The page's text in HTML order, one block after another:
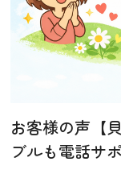
お客様の声【
ブルも電話サ